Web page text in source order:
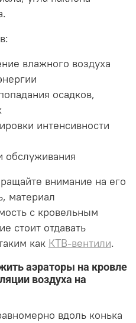
влажного воздуха
осадков,
интенсивности
обслуживания
внимание на его
материал
с кровельным
стоит отдавать
как КТВ-вентили.
аэраторы на кровле
воздуха на
вдоль конька